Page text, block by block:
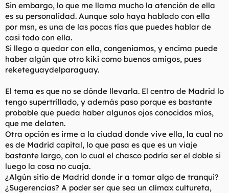
Sin embargo, lo que me llama mucho la atención de ella
es su personalidad. Aunque solo haya hablado con ella
por msn, es una de las pocas tías que puedes hablar de
casi todo con ella.
Si llego a quedar con ella, congeniamos, y encima puede
haber algún que otro kiki como buenos amigos, pues
reketeguaydelparaguay.
El tema es que no se dónde llevarla. El centro de Madrid lo
tengo supertrillado, y además paso porque es bastante
probable que pueda haber algunos ojos conocidos míos,
que me delaten.
Otra opción es irme a la ciudad donde vive ella, la cual no
es de Madrid capital, lo que pasa es que es un viaje
bastante largo, con lo cual el chasco podría ser el doble si
luego la cosa no cuaja.
¿Algún sitio de Madrid donde ir a tomar algo de tranqui?
¿Sugerencias? A poder ser que sea un clímax cultureta,